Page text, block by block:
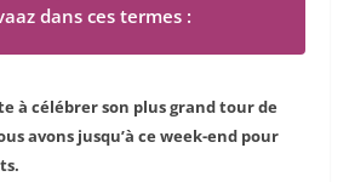
dans ces termes :
à célébrer son plus grand tour de
avons jusqu’à ce week-end pour